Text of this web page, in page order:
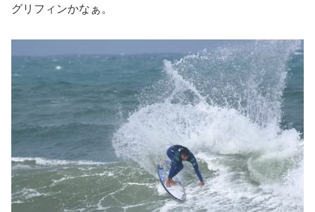
グリフィンかなぁ。